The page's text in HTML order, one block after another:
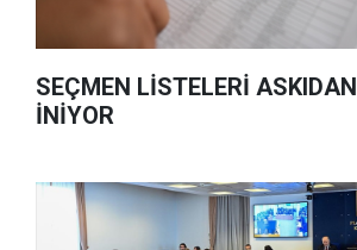
SEÇMEN LİSTELERİ ASKIDAN
İNİYOR